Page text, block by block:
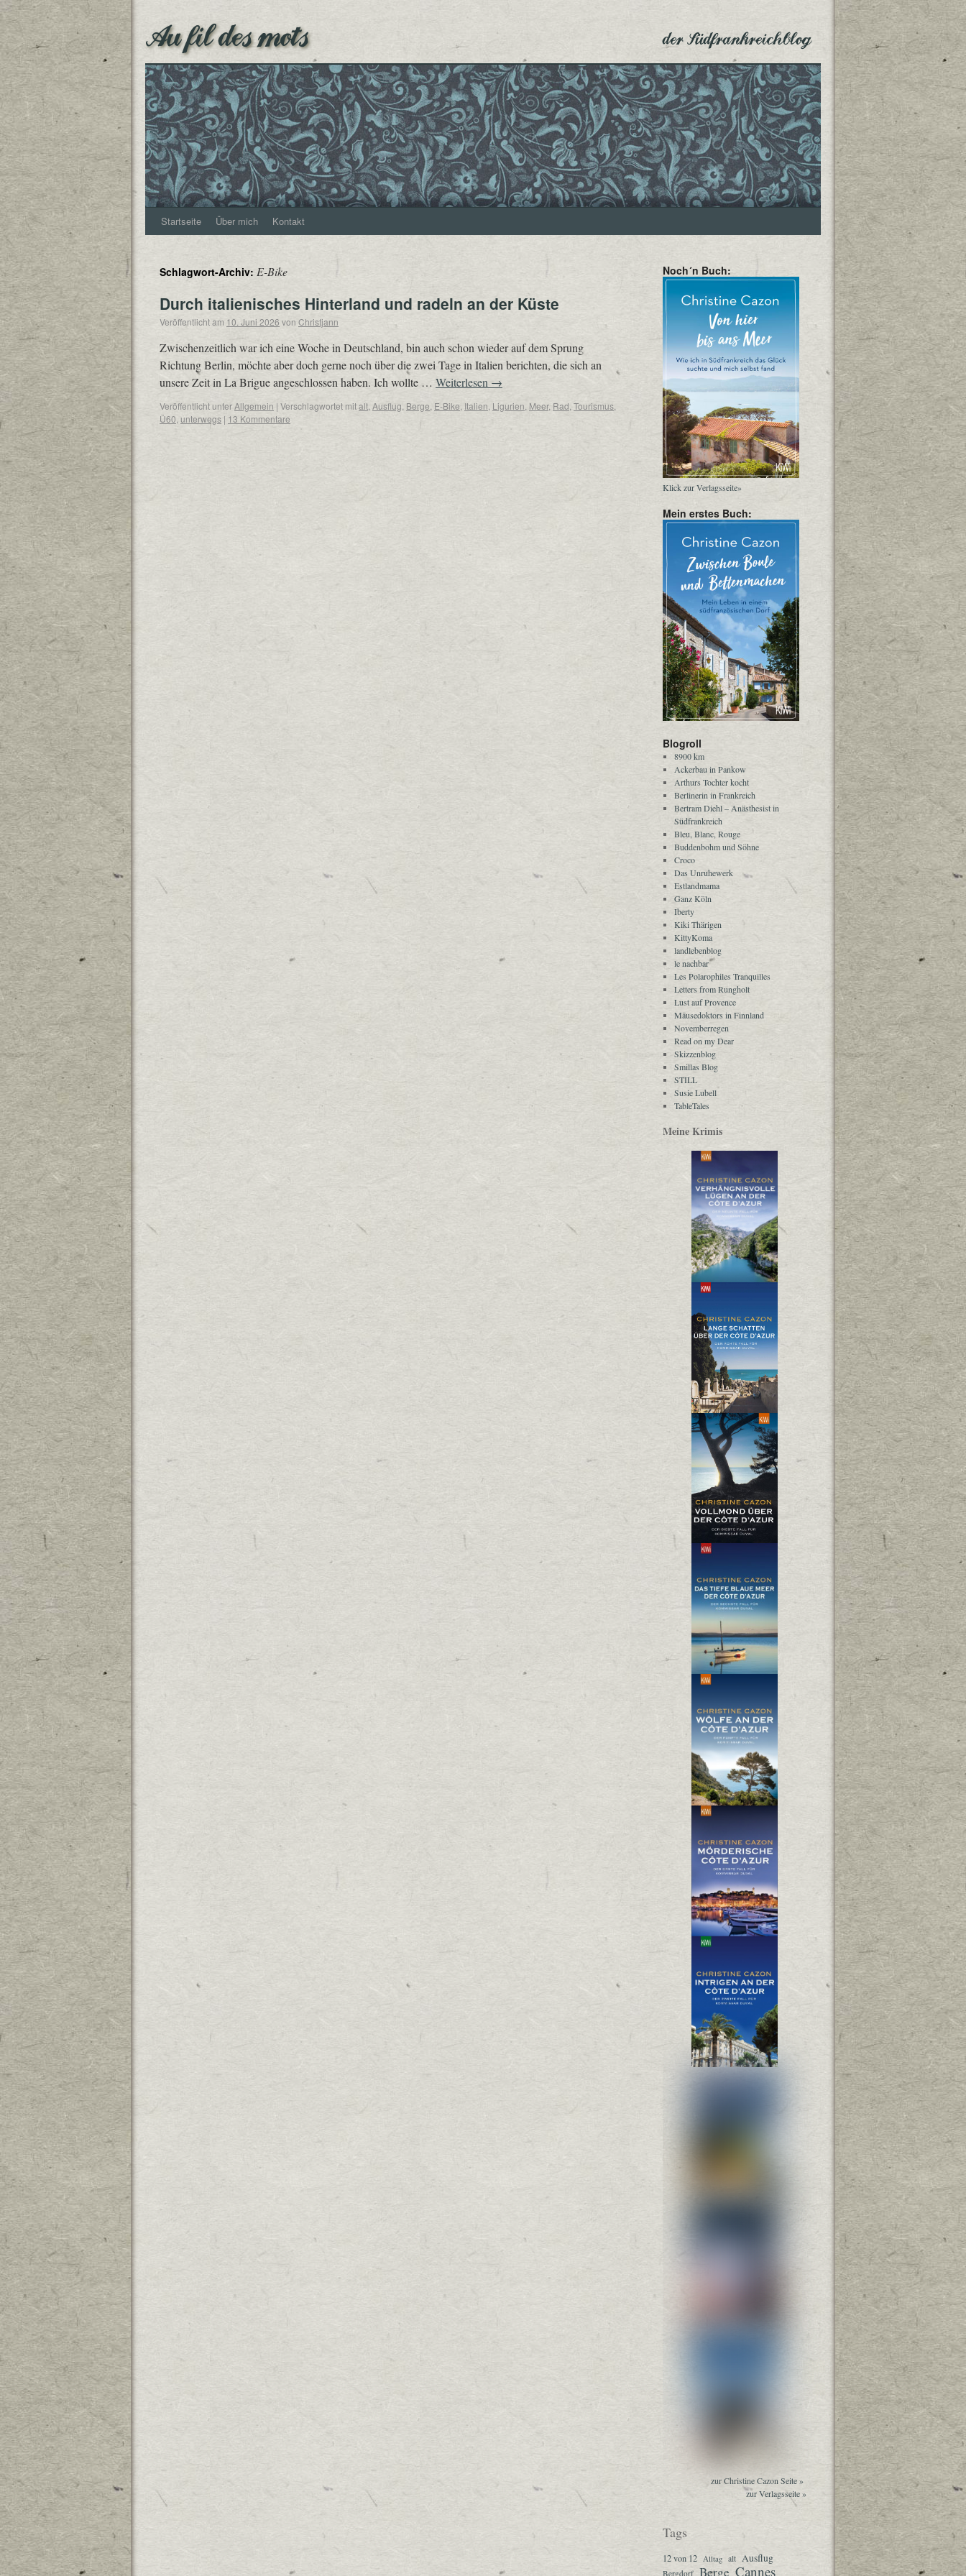
Au fil des mots der Südfrankreichblog
Startseite Über mich Kontakt
Schlagwort-Archiv: E-Bike
Durch italienisches Hinterland und radeln an der Küste
Veröffentlicht am 10. Juni 2026 von Christjann
Zwischenzeitlich war ich eine Woche in Deutschland, bin auch schon wieder auf dem Sprung
Richtung Berlin, möchte aber doch gerne noch über die zwei Tage in Italien berichten, die sich an
unsere Zeit in La Brigue angeschlossen haben. Ich wollte … Weiterlesen →
Veröffentlicht unterAllgemein | Verschlagwortet mitalt, Ausflug Berge E-Bike Italien Ligurien Meer, Rad, Tourismus,
Ü60, unterwegs | 13 Kommentare
Noch´n Buch:
Klick zur Verlagsseite»
Mein erstes Buch:
Blogroll
8900 km
Ackerbau in Pankow
Arthurs Tochter kocht
Berlinerin in Frankreich
Bertram Diehl – Anästhesist in
Südfrankreich
Bleu, Blanc, Rouge
Buddenbohm und Söhne
Croco
Das Unruhewerk
Estlandmama
Ganz Köln
Iberty
Kiki Thärigen
KittyKoma
landlebenblog
le nachbar
Les Polarophiles Tranquilles
Letters from Rungholt
Lust auf Provence
Mäusedoktors in Finnland
Novemberregen
Read on my Dear
Skizzenblog
Smillas Blog
STILL
Susie Lubell
TableTales
Meine Krimis
zur Christine Cazon Seite »
zur Verlagsseite »
Tags
12 von 12 Alltag alt Ausflug
Bergdorf Berge Cannes